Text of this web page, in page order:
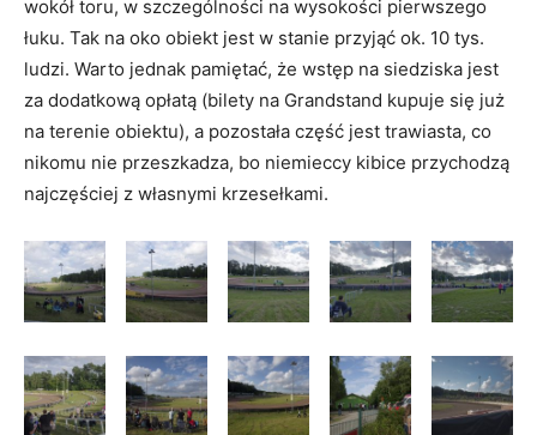
wokół toru, w szczególności na wysokości pierwszego
łuku. Tak na oko obiekt jest w stanie przyjąć ok. 10 tys.
ludzi. Warto jednak pamiętać, że wstęp na siedziska jest
za dodatkową opłatą (bilety na Grandstand kupuje się już
na terenie obiektu), a pozostała część jest trawiasta, co
nikomu nie przeszkadza, bo niemieccy kibice przychodzą
najczęściej z własnymi krzesełkami.